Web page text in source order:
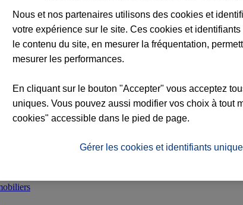
chien Assurance chat
Conseils animal de compagnie
juridique particuliers Protection juridique immobilière
Nous et nos partenaires utilisons des cookies et
votre expérience sur le site. Ces cookies et
le contenu du site, en mesurer la fréquentation,
mesurer les performances.
En cliquant sur le bouton "Accepter" vous acceptez
uniques. Vous pouvez aussi modifier vos choix à tout
cookies" accessible dans le pied de page.
Gérer les cookies et identifiants